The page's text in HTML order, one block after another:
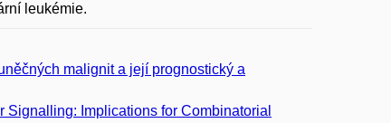
leukémie.
malignit a její prognostický a
Implications for Combinatorial